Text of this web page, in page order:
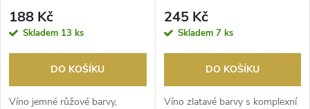
188 Kč
Skladem 13 ks
DO KOŠÍKU
Víno jemné růžové barvy,
245 Kč
Skladem 7 ks
DO KOŠÍKU
Víno zlatavé barvy s komplexní